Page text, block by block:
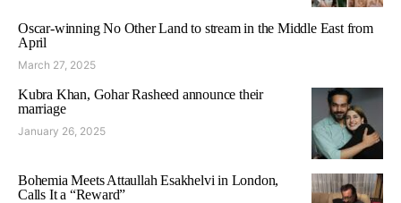
Oscar-winning No Other Land to stream in the Middle East from
April
March 27, 2025
Kubra Khan, Gohar Rasheed announce their
marriage
January 26, 2025
Bohemia Meets Attaullah Esakhelvi in London,
Calls It a “Reward”